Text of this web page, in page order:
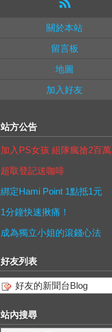
關於本站
留言板
地圖
加入好友
站方公告
加入PS女孩 組隊瘋搶2百萬
超取登記送咖啡
綁定Hami Point 1點抵1元
1分鐘快速揪痛！
成為獨立小姐的滾錢心法
好友列表
好友的新聞台Blog
站內搜尋